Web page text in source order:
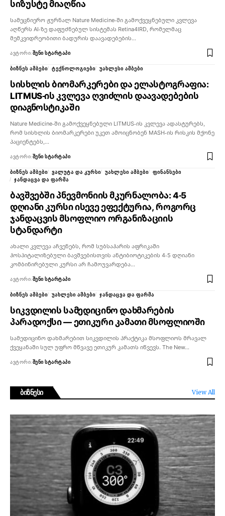
სიზუსტე მიაღწია
სამეცნიერო ჟურნალ Nature Medicine-ში გამოქვეყნებული კვლევა
აღწერს AI-ზე დაფუძნებულ სისტემას Retina4IRD, რომელმაც
მემკვიდრეობითი ბადურის დაავადებების…
ᲐᲕᲢᲝᲠᲘ:ᲨᲔᲜᲘ ᲡᲢᲐᲠᲢᲐᲞᲘ
ᲑᲘᲖᲜᲔᲡ ᲐᲛᲑᲔᲑᲘ ᲢᲔᲥᲜᲝᲚᲝᲒᲘᲔᲑᲘ ᲣᲐᲮᲚᲔᲡᲘ ᲐᲛᲑᲔᲑᲘ
სისხლის ბიომარკერები და ელასტოგრაფია:
LITMUS-ის კვლევა ღვიძლის დაავადებების
დიაგნოსტიკაში
Nature Medicine-ში გამოქვეყნებული LITMUS-ის კვლევა ადასტურებს,
რომ სისხლის ბიომარკერები უკეთ ამოიცნობენ MASH-ის რისკის მქონე
პაციენტებს,…
ᲐᲕᲢᲝᲠᲘ:ᲨᲔᲜᲘ ᲡᲢᲐᲠᲢᲐᲞᲘ
ᲑᲘᲖᲜᲔᲡ ᲐᲛᲑᲔᲑᲘ ᲕᲐᲚᲣᲢᲐ ᲓᲐ ᲙᲣᲠᲡᲘ ᲣᲐᲮᲚᲔᲡᲘ ᲐᲛᲑᲔᲑᲘ ᲤᲘᲜᲐᲜᲡᲔᲑᲘ
ᲯᲐᲜᲓᲐᲪᲕᲐ ᲓᲐ ᲤᲐᲠᲛᲐ
ბავშვებში პნევმონიის მკურნალობა: 4-5
დღიანი კურსი ისევე ეფექტურია, როგორც
ჯანდაცვის მსოფლიო ორგანიზაციის
სტანდარტი
ახალი კვლევა აჩვენებს, რომ სუბსაჰარის აფრიკაში
ჰოსპიტალიზებული ბავშვებისთვის ანტიბიოტიკების 4-5 დღიანი
კომბინირებული კურსი არ ჩამოუვარდება…
ᲐᲕᲢᲝᲠᲘ:ᲨᲔᲜᲘ ᲡᲢᲐᲠᲢᲐᲞᲘ
ᲑᲘᲖᲜᲔᲡ ᲐᲛᲑᲔᲑᲘ ᲣᲐᲮᲚᲔᲡᲘ ᲐᲛᲑᲔᲑᲘ ᲯᲐᲜᲓᲐᲪᲕᲐ ᲓᲐ ᲤᲐᲠᲛᲐ
სიკვდილის სამედიცინო დახმარების
პარადოქსი — ეთიკური კამათი მსოფლიოში
სამედიცინო დახმარებით სიკვდილის პრაქტიკა მსოფლიოს მრავალ
ქვეყანაში სულ უფრო მწვავე ეთიკურ კამათს იწვევს. The New…
ᲐᲕᲢᲝᲠᲘ:ᲨᲔᲜᲘ ᲡᲢᲐᲠᲢᲐᲞᲘ
ბიზნესი View All